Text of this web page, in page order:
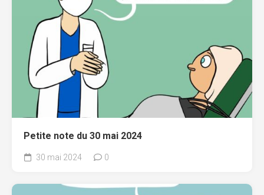
Petite note du 30 mai 2024
30 mai 2024 0